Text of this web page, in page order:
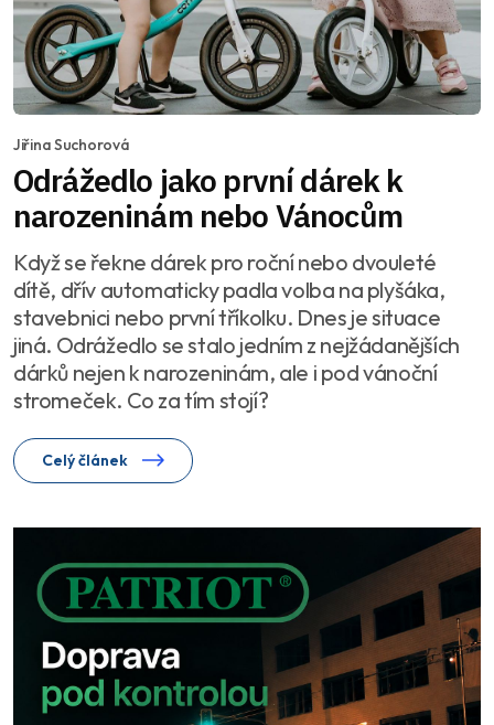
Jiřina Suchorová
Odrážedlo jako první dárek k
narozeninám nebo Vánocům
Když se řekne dárek pro roční nebo dvouleté
dítě, dřív automaticky padla volba na plyšáka,
stavebnici nebo první tříkolku. Dnes je situace
jiná. Odrážedlo se stalo jedním z nejžádanějších
dárků nejen k narozeninám, ale i pod vánoční
stromeček. Co za tím stojí?
Celý článek